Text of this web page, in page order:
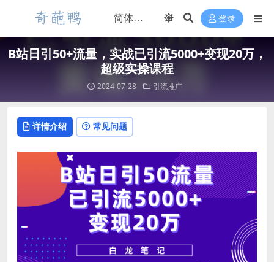
登录
B站日引50+流量，实战已引流5000+变现20万，
超级实操课程
2024-07-28 引流推广
详情介绍 常见问题